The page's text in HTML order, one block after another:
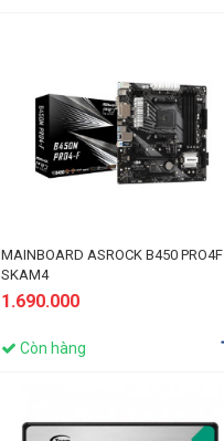
MAINBOARD ASROCK B450 PRO4F
SKAM4
1.690.000
Còn hàng